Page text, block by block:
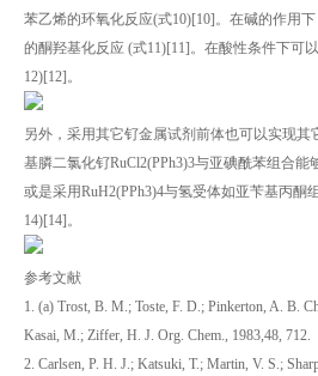
苯乙烯的环氧化反应(式10)[10]。在碱的作用
的酮羟基化反应 (式11)[11]。在酸性条件下可
12)[12]。
另外，采用其它钌金属试剂前体也可以实现
基膦二氯化钌RuCl2(PPh3)3与亚碘酰苯组合能
或是采用RuH2(PPh3)4与氢受体如亚苄基丙酮
14)[14]。
参考文献
1. (a) Trost, B. M.; Toste, F. D.; Pinkerton, A. B.
Kasai, M.; Ziffer, H. J. Org. Chem., 1983,48, 712.
2. Carlsen, P. H. J.; Katsuki, T.; Martin, V. S.;